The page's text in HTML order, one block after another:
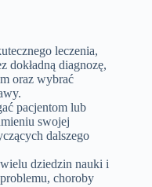
leczenia,
dokładną diagnozę,
oraz wybrać
pacjentom lub
swojej
dalszego
dziedzin nauki i
choroby